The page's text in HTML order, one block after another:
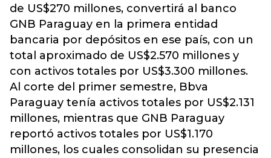
de US$270 millones, convertirá al banco
GNB Paraguay en la primera entidad
bancaria por depósitos en ese país, con un
total aproximado de US$2.570 millones y
con activos totales por US$3.300 millones.
Al corte del primer semestre, Bbva
Paraguay tenía activos totales por US$2.131
millones, mientras que GNB Paraguay
reportó activos totales por US$1.170
millones, los cuales consolidan su presencia